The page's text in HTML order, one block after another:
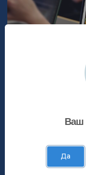
Интерактивные
Ваш
Да